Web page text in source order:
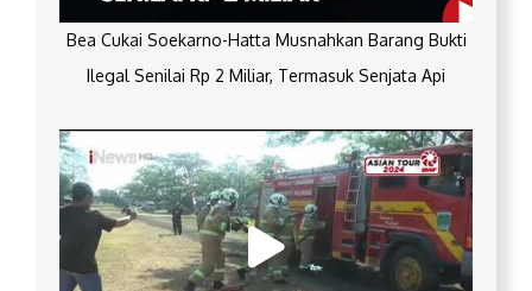
Bea Cukai Soekarno-Hatta Musnahkan Barang Bukti
Ilegal Senilai Rp 2 Miliar, Termasuk Senjata Api